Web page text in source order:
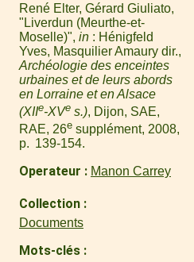
René Elter, Gérard Giuliato,
"Liverdun (Meurthe-et-
Moselle)", in : Hénigfeld
Yves, Masquilier Amaury dir.,
Archéologie des enceintes
urbaines et de leurs abords
en Lorraine et en Alsace
(XIIe-XVe s.), Dijon, SAE,
RAE, 26e supplément, 2008,
p. 139-154.
Operateur Manon Carrey
Collection
Documents
Mots-clés